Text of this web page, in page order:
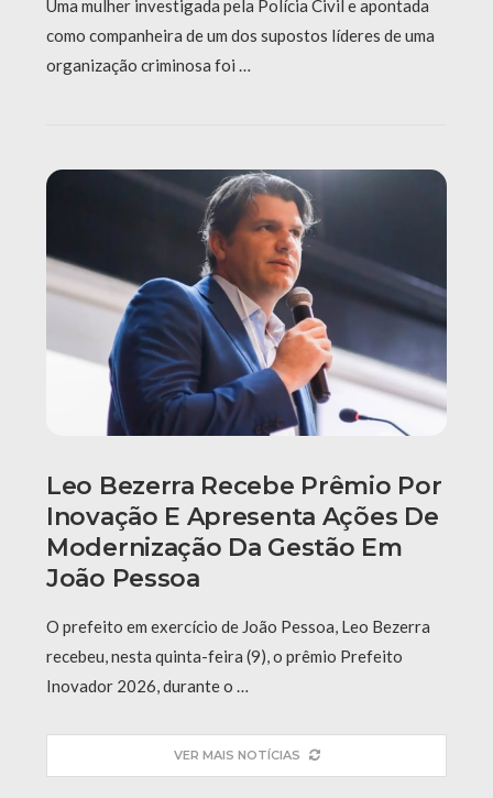
Uma mulher investigada pela Polícia Civil e apontada
como companheira de um dos supostos líderes de uma
organização criminosa foi …
Leo Bezerra Recebe Prêmio Por
Inovação E Apresenta Ações De
Modernização Da Gestão Em
João Pessoa
O prefeito em exercício de João Pessoa, Leo Bezerra
recebeu, nesta quinta-feira (9), o prêmio Prefeito
Inovador 2026, durante o …
VER MAIS NOTÍCIAS